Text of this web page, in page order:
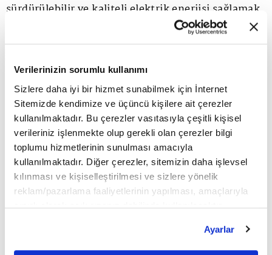
Verilerinizin sorumlu kullanımı
Sizlere daha iyi bir hizmet sunabilmek için İnternet
Sitemizde kendimize ve üçüncü kişilere ait çerezler
kullanılmaktadır. Bu çerezler vasıtasıyla çeşitli kişisel
verileriniz işlenmekte olup gerekli olan çerezler bilgi
toplumu hizmetlerinin sunulması amacıyla
kullanılmaktadır. Diğer çerezler, sitemizin daha işlevsel
kılınması ve kişiselleştirilmesi ve sizlere yönelik
reklam/pazarlama faaliyetlerinin yapılması, amaçlarıyla
sınırlı olarak açık rızanız dahilinde kullanılacaktır.
belirleyebilirsiniz. Çerezlere ilişkin detaylı bilgi için
Ayarlar butonuna tıklayabilir,Çerez Bilgilendirme
Ayarlar
sürdürülebilir ve kaliteli elektrik enerjisi sağlamak
üzere Schneider Electric'in dijital çözümü SE
için iş ortaklığı anlaşması imzaladı.
Şirketten yapılan açıklamaya göre, söz konusu
dijital çözüm, İzmir ve Manisa bölgesinde
gerçekleştirilen Gdz Elektrik operasyonlarının daha
sürdürülebilir, kaliteli ve verimli yönetilmesinde